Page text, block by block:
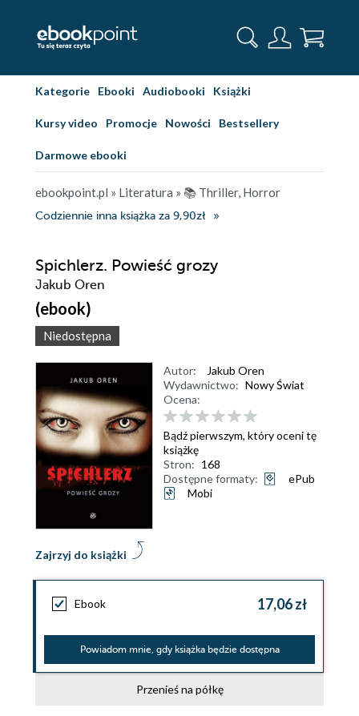
Kategorie Ebooki Audiobooki Książki
Kursy video Promocje Nowości Bestsellery
Darmowe ebooki
ebookpoint.pl » Literatura » 📚 Thriller, Horror
Codziennie inna książka za 9,90zł
Spichlerz. Powieść grozy
Jakub Oren
(ebook)
Niedostępna
Zajrzyj do książki
Autor:
Jakub Oren
Wydawnictwo: Nowy Świat
Ocena:
Bądź pierwszym, który oceni tę
książkę
Stron: 168
Dostępne formaty:
ePub
Mobi
Ebook 17,06 zł
Powiadom mnie, gdy książka będzie dostępna
Przenieś na półkę